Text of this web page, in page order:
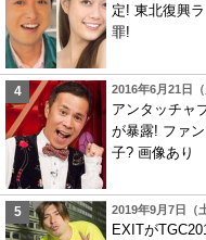
定! 東北復興
罪!
2016年6月21日
アンタッチャ
が暴露! ファ
子? 画像あり
2019年9月7日（
EXITが